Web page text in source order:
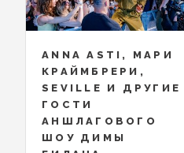
ANNA ASTI, МАРИ
КРАЙМБРЕРИ,
SEVILLE И ДРУГИЕ
ГОСТИ
АНШЛАГОВОГО
ШОУ ДИМЫ